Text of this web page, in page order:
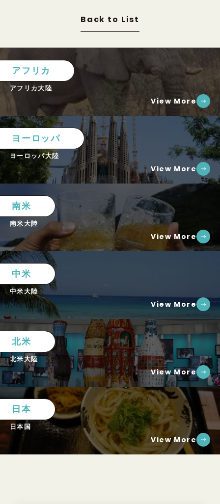
Back to List
アフリカ
アフリカ大陸
View More
ヨーロッパ
ヨーロッパ大陸
View More
南米
南米大陸
View More
中米
中米大陸
View More
北米
北米大陸
View More
日本
日本国
View More